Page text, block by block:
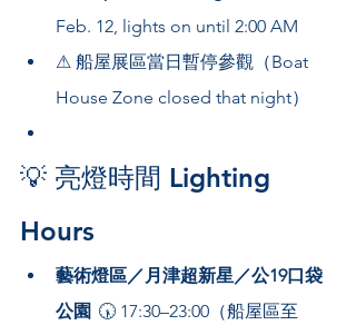
Feb. 12, lights on until 2:00 AM
⚠ 船屋展區當日暫停參觀（Boat
House Zone closed that night）
💡 亮燈時間 Lighting
Hours
藝術燈區／月津超新星／公19口袋
公園 🕠 17:30–23:00（船屋區至